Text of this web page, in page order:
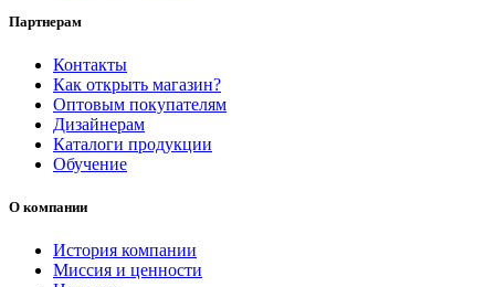
Партнерам
Контакты
Как открыть магазин?
Оптовым покупателям
Дизайнерам
Каталоги продукции
Обучение
О компании
История компании
Миссия и ценности